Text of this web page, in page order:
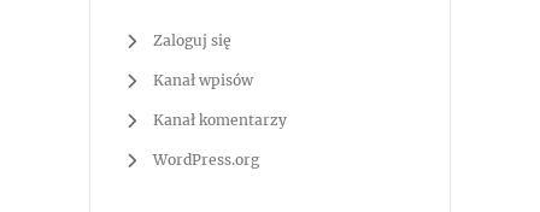
Zaloguj się
Kanał wpisów
Kanał komentarzy
WordPress.org